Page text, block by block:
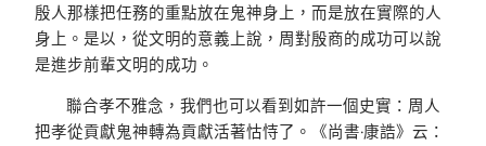
殷人那樣把任務的重點放在鬼神身上，而是放在實際的人
身上。是以，從文明的意義上說，周對殷商的成功可以說
是進步前輩文明的成功。
聯合孝不雅念，我們也可以看到如許一個史實：周人
把孝從貢獻鬼神轉為貢獻活著怙恃了。《尚書·康誥》云：